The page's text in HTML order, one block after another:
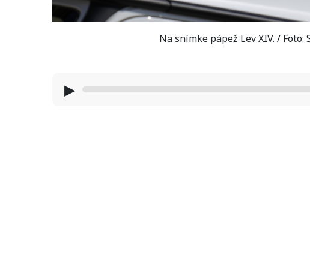
Na snímke pápež Lev XIV. /
▶